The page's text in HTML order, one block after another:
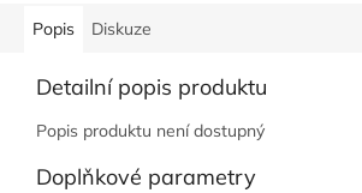
Popis Diskuze
Detailní popis produktu
Popis produktu není dostupný
Doplňkové parametry